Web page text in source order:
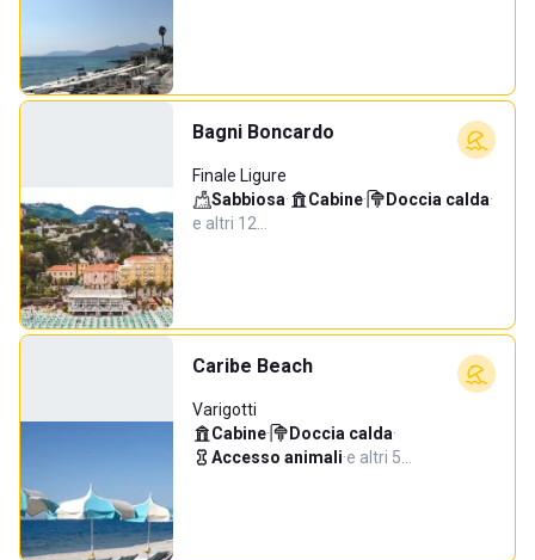
Bagni Boncardo
Finale Ligure
Sabbiosa· Cabine· Doccia calda·
e altri 12…
Caribe Beach
Varigotti
Cabine· Doccia calda·
Accesso animali·e altri 5…